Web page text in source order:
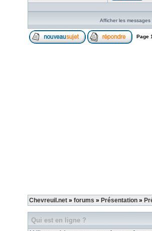
Afficher les
Page 1
Chevreuil.net » forums » Présentation »
Qui est en ligne ?